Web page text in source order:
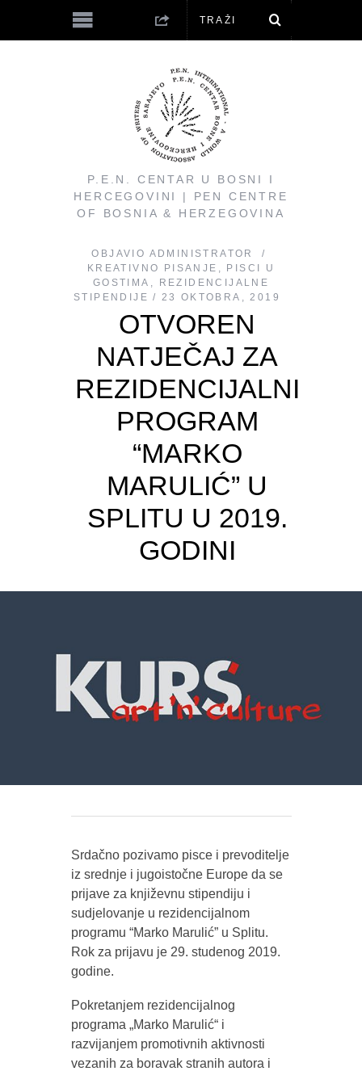
P.E.N. CENTAR U BOSNI I
HERCEGOVINI | PEN CENTRE
OF BOSNIA & HERZEGOVINA
OBJAVIO ADMINISTRATOR
KREATIVNO PISANJE ,
PISCI U
GOSTIMA ,
REZIDENCIJALNE
STIPENDIJE
23 OKTOBRA, 2019
OTVOREN
NATJEČAJ ZA
REZIDENCIJALNI
PROGRAM
“MARKO
MARULIĆ” U
SPLITU U 2019.
GODINI
Srdačno pozivamo pisce i prevoditelje
iz srednje i jugoistočne Europe da se
prijave za književnu stipendiju i
sudjelovanje u rezidencijalnom
programu “Marko Marulić” u Splitu.
Rok za prijavu je 29. studenog 2019.
godine.
Pokretanjem rezidencijalnog
programa „Marko Marulić“ i
razvijanjem promotivnih aktivnosti
vezanih za boravak stranih autora i